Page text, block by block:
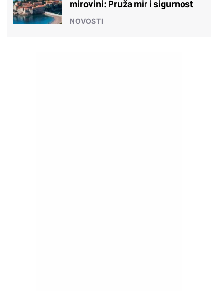
mirovini: Pruža mir i sigurnost
NOVOSTI